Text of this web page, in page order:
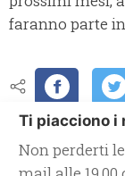
faranno parte
Ti piacciono i
Non perderti